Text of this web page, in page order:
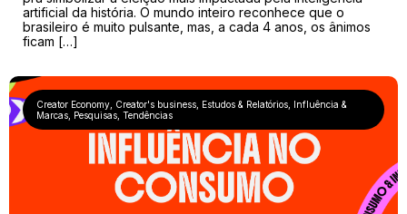
artificial da história. O mundo inteiro reconhece que o
brasileiro é muito pulsante, mas, a cada 4 anos, os ânimos
ficam […]
Creator Economy Creator's business Estudos & Relatórios
Influência &
Marcas Pesquisas Tendências